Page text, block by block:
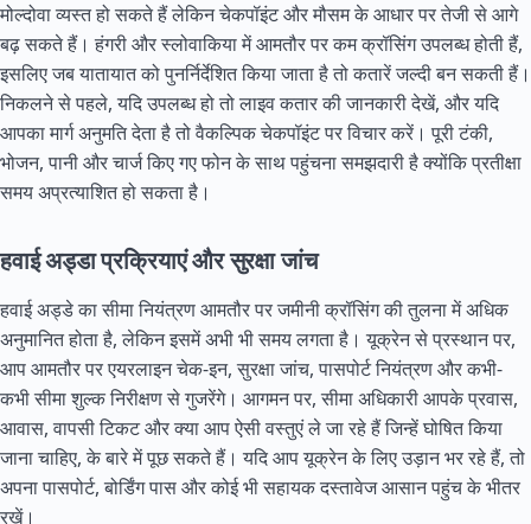
मोल्दोवा व्यस्त हो सकते हैं लेकिन चेकपॉइंट और मौसम के आधार पर तेजी से आगे
बढ़ सकते हैं। हंगरी और स्लोवाकिया में आमतौर पर कम क्रॉसिंग उपलब्ध होती हैं,
इसलिए जब यातायात को पुनर्निर्देशित किया जाता है तो कतारें जल्दी बन सकती हैं।
निकलने से पहले, यदि उपलब्ध हो तो लाइव कतार की जानकारी देखें, और यदि
आपका मार्ग अनुमति देता है तो वैकल्पिक चेकपॉइंट पर विचार करें। पूरी टंकी,
भोजन, पानी और चार्ज किए गए फोन के साथ पहुंचना समझदारी है क्योंकि प्रतीक्षा
समय अप्रत्याशित हो सकता है।
हवाई अड्डा प्रक्रियाएं और सुरक्षा जांच
हवाई अड्डे का सीमा नियंत्रण आमतौर पर जमीनी क्रॉसिंग की तुलना में अधिक
अनुमानित होता है, लेकिन इसमें अभी भी समय लगता है। यूक्रेन से प्रस्थान पर,
आप आमतौर पर एयरलाइन चेक-इन, सुरक्षा जांच, पासपोर्ट नियंत्रण और कभी-
कभी सीमा शुल्क निरीक्षण से गुजरेंगे। आगमन पर, सीमा अधिकारी आपके प्रवास,
आवास, वापसी टिकट और क्या आप ऐसी वस्तुएं ले जा रहे हैं जिन्हें घोषित किया
जाना चाहिए, के बारे में पूछ सकते हैं। यदि आप यूक्रेन के लिए उड़ान भर रहे हैं, तो
अपना पासपोर्ट, बोर्डिंग पास और कोई भी सहायक दस्तावेज आसान पहुंच के भीतर
रखें।